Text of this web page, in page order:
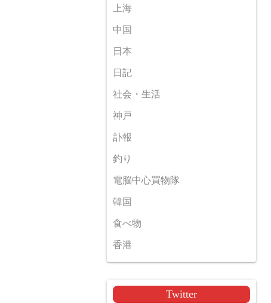
上海
中国
日本
日記
社会・生活
神戸
訃報
釣り
電脳中心買物隊
韓国
食べ物
香港
Twitter